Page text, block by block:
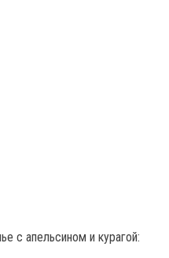
с апельсином и курагой: